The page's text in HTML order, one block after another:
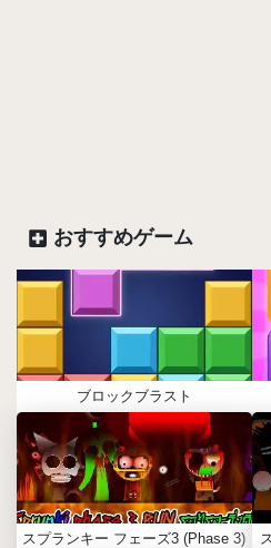
おすすめゲーム
ブロックブラスト
スプランキー フェーズ3 (Phase 3)